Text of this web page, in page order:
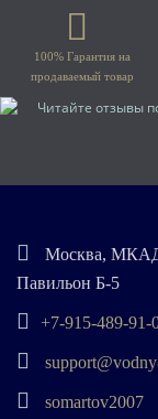
100% Гарантия на
продаваемый товар
Москва, МКАД
Павильон Б-5
+7-915-489-91-
somartov2007